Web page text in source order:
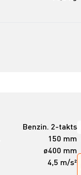
Benzin. 2-takts
150 mm
ø400 mm
4,5 m/s²